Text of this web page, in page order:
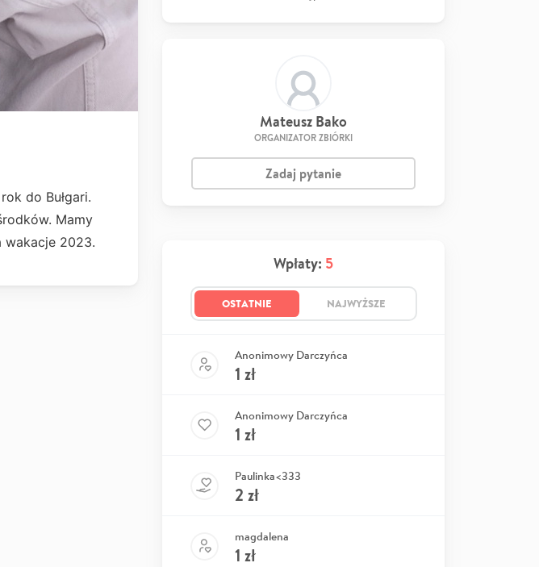
do Bułgari.
Mamy
wakacje 2023.
Mateusz Bako
ORGANIZATOR ZBIÓRKI
Zadaj pytanie
Wpłaty: 5
OSTATNIE NAJWYŻSZE
Anonimowy Darczyńca
1 zł
Anonimowy Darczyńca
1 zł
Paulinka<333
2 zł
magdalena
1 zł